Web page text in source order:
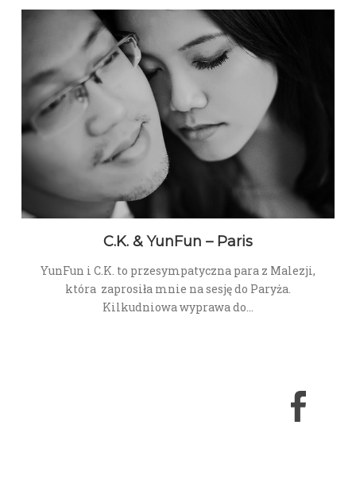
C.K. & YunFun – Paris
YunFun i C.K. to przesympatyczna para z Malezji,
która zaprosiła mnie na sesję do Paryża.
Kilkudniowa wyprawa do…